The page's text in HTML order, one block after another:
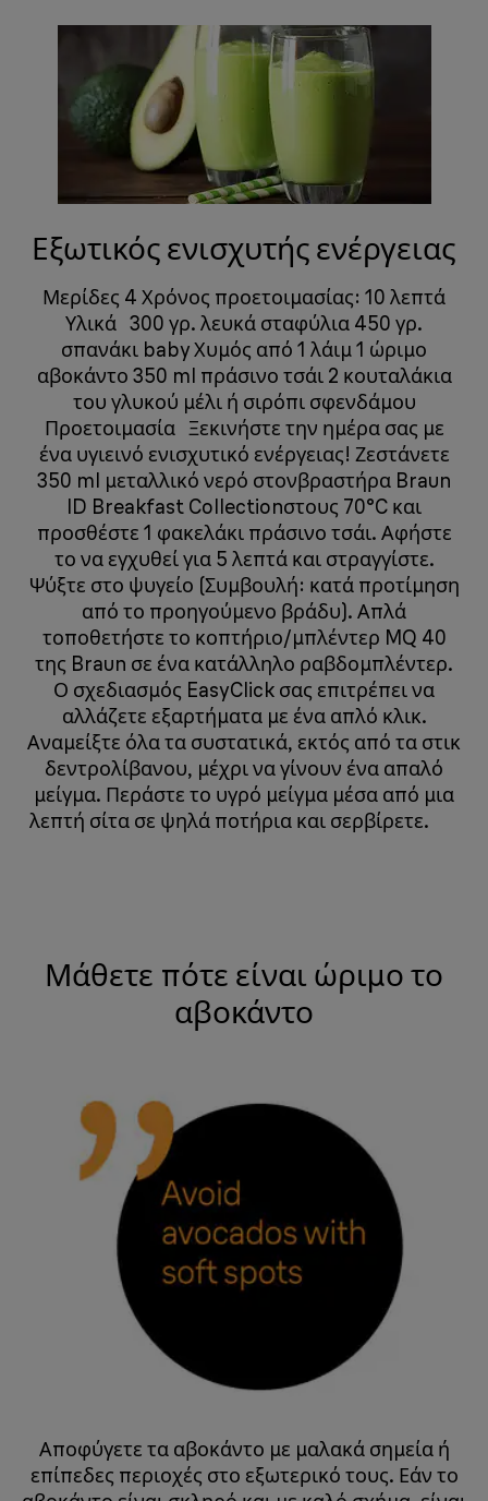
Εξωτικός ενισχυτής ενέργειας
Μερίδες 4 Χρόνος προετοιμασίας: 10 λεπτά
Υλικά 300 γρ. λευκά σταφύλια 450 γρ.
σπανάκι baby Χυμός από 1 λάιμ 1 ώριμο
αβοκάντο 350 ml πράσινο τσάι 2 κουταλάκια
του γλυκού μέλι ή σιρόπι σφενδάμου
Προετοιμασία Ξεκινήστε την ημέρα σας με
ένα υγιεινό ενισχυτικό ενέργειας! Ζεστάνετε
350 ml μεταλλικό νερό στονβραστήρα Braun
ID Breakfast Collectionστους 70°C και
προσθέστε 1 φακελάκι πράσινο τσάι. Αφήστε
το να εγχυθεί για 5 λεπτά και στραγγίστε.
Ψύξτε στο ψυγείο (Συμβουλή: κατά προτίμηση
από το προηγούμενο βράδυ). Απλά
τοποθετήστε το κοπτήριο/μπλέντερ MQ 40
της Braun σε ένα κατάλληλο ραβδομπλέντερ.
Ο σχεδιασμός EasyClick σας επιτρέπει να
αλλάζετε εξαρτήματα με ένα απλό κλικ.
Αναμείξτε όλα τα συστατικά, εκτός από τα στικ
δεντρολίβανου, μέχρι να γίνουν ένα απαλό
μείγμα. Περάστε το υγρό μείγμα μέσα από μια
λεπτή σίτα σε ψηλά ποτήρια και σερβίρετε.
Μάθετε πότε είναι ώριμο το
αβοκάντο
Αποφύγετε τα αβοκάντο με μαλακά σημεία ή
επίπεδες περιοχές στο εξωτερικό τους. Εάν το